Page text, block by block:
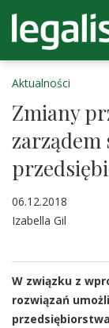
Aktualności
Zmiany
zarządem
06.12.2018
Izabella Gil
W związku z
rozwiązań